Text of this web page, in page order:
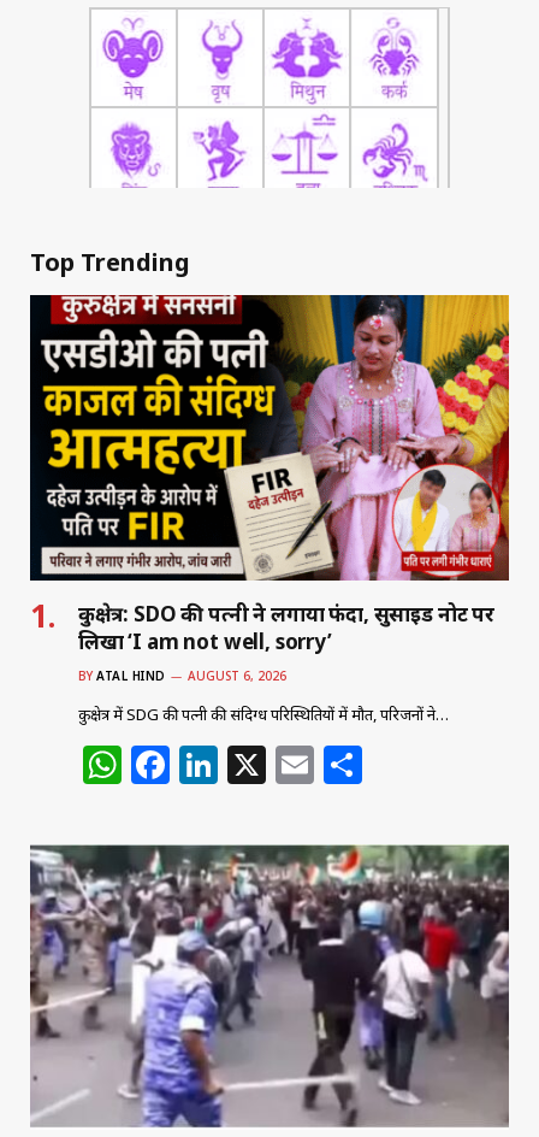
Top Trending
कुरुक्षेत्र: SDO की पत्नी ने लगाया फंदा, सुसाइड नोट पर
लिखा ‘I am not well, sorry’
BY ATAL HIND AUGUST 6, 2026
कुरुक्षेत्र में SDG की पत्नी की संदिग्ध परिस्थितियों में मौत, परिजनों ने…
W
at
s
A
p
p
F
c
e
b
o
o
k
Li
k
e
dI
n
X E
ai
l
ar
e